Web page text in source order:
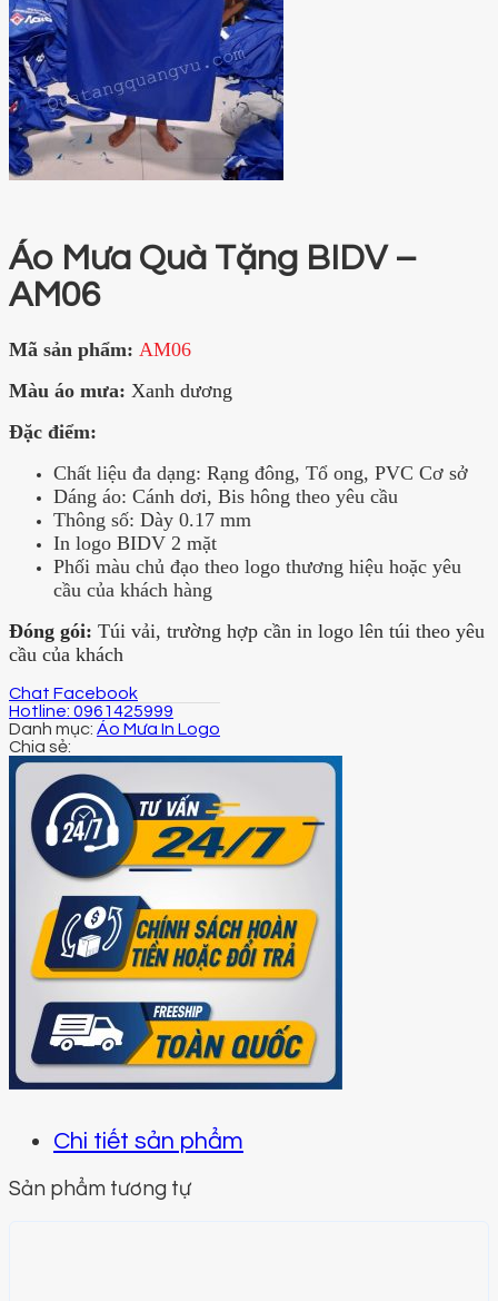
Áo Mưa Quà Tặng BIDV –
AM06
Mã sản phẩm: AM06
Màu áo mưa: Xanh dương
Đặc điểm:
Chất liệu đa dạng: Rạng đông, Tổ ong, PVC Cơ sở
Dáng áo: Cánh dơi, Bis hông theo yêu cầu
Thông số: Dày 0.17 mm
In logo BIDV 2 mặt
Phối màu chủ đạo theo logo thương hiệu hoặc yêu
cầu của khách hàng
Đóng gói: Túi vải, trường hợp cần in logo lên túi theo yêu
cầu của khách
Chat Facebook
Hotline: 0961425999
Danh mục: Áo Mưa In Logo
Chi tiết sản phẩm
Sản phẩm tương tự